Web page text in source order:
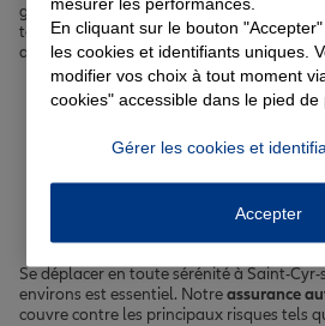
guider dans le choix de vosassurances
territoire et des risques spécifiques à la
accompagnement sur-mesure et de
Votre assurance
ou scooter à
Loire
Se déplacer en toute sérénité à Saint-
environs est essentiel. Notreassurance
couvre contre les principaux risques tels
En cliquant sur le bouton
les cookies et identifiants uniques.
modifier vos choix à tout moment
cookies" accessible dans le pied de
Gérer les cookies et
Accepter